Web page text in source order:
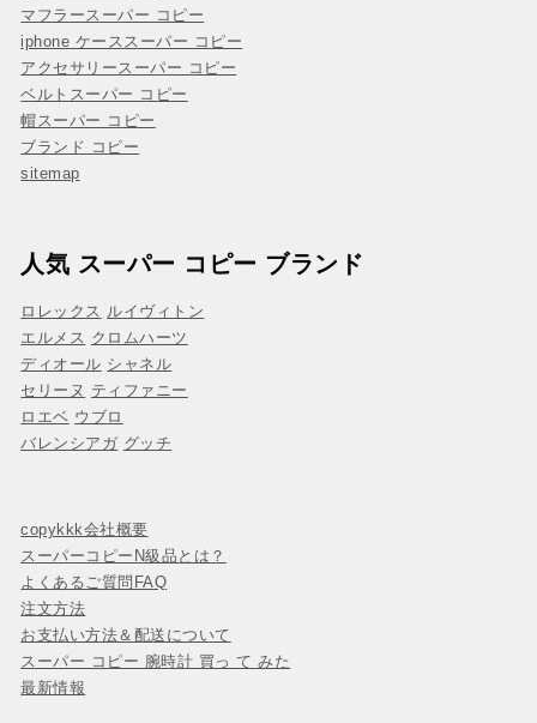
マフラースーパー コピー
iphone ケーススーパー コピー
アクセサリースーパー コピー
ベルトスーパー コピー
帽スーパー コピー
ブランド コピー
sitemap
人気 スーパー コピー ブランド
ロレックス ルイヴィトン
エルメス クロムハーツ
ディオール シャネル
セリーヌ ティファニー
ロエベ ウブロ
バレンシアガ グッチ
copykkk会社概要
スーパーコピーN級品とは？
よくあるご質問FAQ
注文方法
お支払い方法＆配送について
スーパー コピー 腕時計 買っ て みた
最新情報